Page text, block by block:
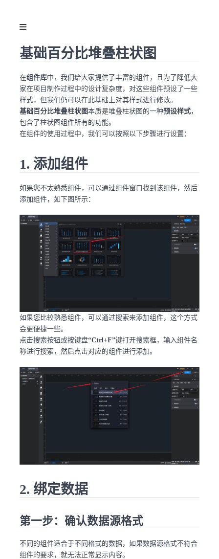
基础百分比堆叠柱状图
在组件库中，我们给大家提供了丰富的组件，且为了降低大
家在项目制作过程中的设计复杂度，对这些组件预设了一些
样式，但我们仍可以在此基础上对其样式进行修改。
基础百分比堆叠柱状图本质是堆叠柱状图的一种预设样式，
包含了柱状图组件所有的功能。
在组件的使用过程中，我们可以按照以下步骤进行设置：
1. 添加组件
如果您不太熟悉组件，可以通过组件窗口找到该组件，然后
添加组件，如下图所示：
如果您比较熟悉组件，可以通过搜索来添加组件，这个方式
会更便捷一些。
点击搜索按钮或按键盘“Ctrl+F”键打开搜索框，输入组件名
称进行搜索，然后点击对应的组件进行添加。
2. 绑定数据
第一步：确认数据源格式
不同的组件适合于不同格式的数据，如果数据源格式不符合
组件的要求，就无法正常显示内容。